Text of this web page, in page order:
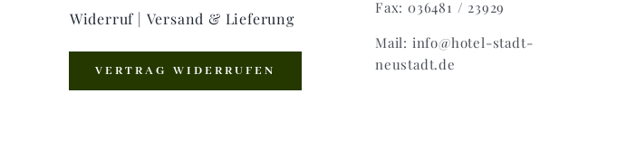
Widerruf | Versand & Lieferung
VERTRAG WIDERRUFEN
Fax: 036481 / 23929
Mail: info@hotel-stadt-
neustadt.de